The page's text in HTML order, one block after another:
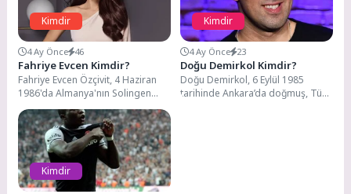
Kimdir
4 Ay Önce 46
Fahriye Evcen Kimdir?
Fahriye Evcen Özçivit, 4 Haziran
1986'da Almanya'nın Solingen
kentinde doğdu. Çerkes kökenli
annesi ve Kavala...
Kimdir
4 Ay Önce 23
Doğu Demirkol Kimdir?
Doğu Demirkol, 6 Eylül 1985
tarihinde Ankara’da doğmuş, Türk
Kimdir